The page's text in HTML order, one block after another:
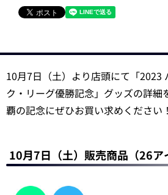
10月7日（土）より店頭にて「2023
ク・リーグ優勝記念」グッズの詳細
覇の記念にぜひお買い求めください！
10月7日（土）販売商品（26ア